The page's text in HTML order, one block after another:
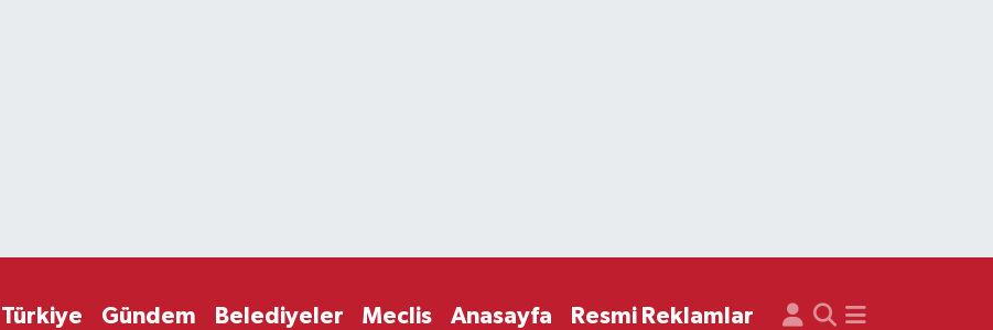
Türkiye Gündem Belediyeler Meclis Anasayfa Resmi Reklamlar